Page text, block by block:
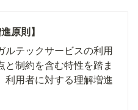
原則】
ルテックサービスの利用
制約を含む特性を踏ま
利用者に対する理解増進